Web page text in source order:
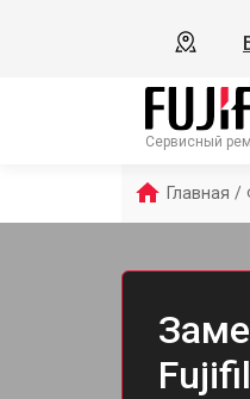
Сервисный
Главная /